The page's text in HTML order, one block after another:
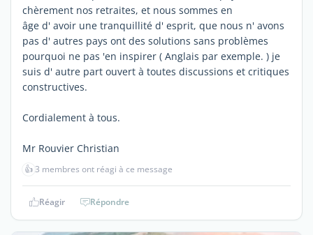
chèrement nos retraites, et nous sommes en
âge d' avoir une tranquillité d' esprit, que nous n' avons
pas d' autres pays ont des solutions sans problèmes
pourquoi ne pas 'en inspirer ( Anglais par exemple. ) je
suis d' autre part ouvert à toutes discussions et critiques
constructives.
Cordialement à tous.
Mr Rouvier Christian
👍3 membres ont réagi à ce message
Réagir Répondre